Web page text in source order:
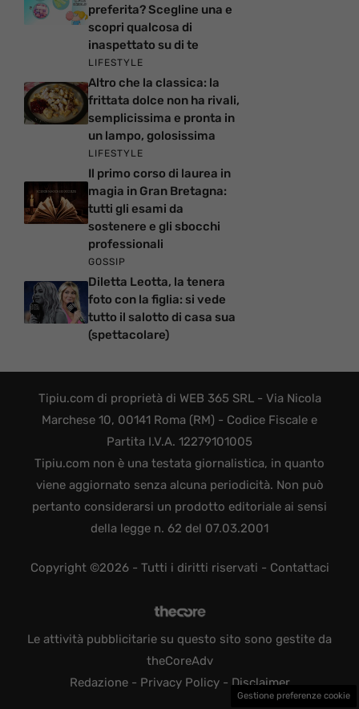
preferita? Scegline una e
scopri qualcosa di
inaspettato su di te
LIFESTYLE
Altro che la classica: la
frittata dolce non ha rivali,
semplicissima e pronta in
un lampo, golosissima
LIFESTYLE
Il primo corso di laurea in
magia in Gran Bretagna:
tutti gli esami da
sostenere e gli sbocchi
professionali
GOSSIP
Diletta Leotta, la tenera
foto con la figlia: si vede
tutto il salotto di casa sua
(spettacolare)
Tipiu.com di proprietà di WEB 365 SRL - Via Nicola
Marchese 10, 00141 Roma (RM) - Codice Fiscale e
Partita I.V.A. 12279101005
Tipiu.com non è una testata giornalistica, in quanto
viene aggiornato senza alcuna periodicità. Non può
pertanto considerarsi un prodotto editoriale ai sensi
della legge n. 62 del 07.03.2001
Copyright ©2026 - Tutti i diritti riservati - Contattaci
Le attività pubblicitarie su questo sito sono gestite da
theCoreAdv
Redazione- Privacy Policy- Disclaimer
Gestione preferenze cookie